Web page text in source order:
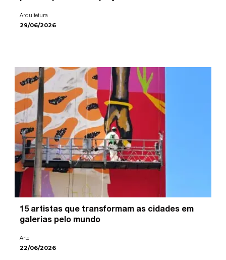
Arquitetura
29/06/2026
15 artistas que transformam as cidades em
galerias pelo mundo
Arte
22/06/2026